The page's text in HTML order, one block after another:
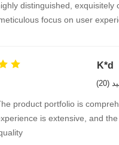
distinguished, exquisitely
focus on user
K*d
(20)
product portfolio is
is extensive, and